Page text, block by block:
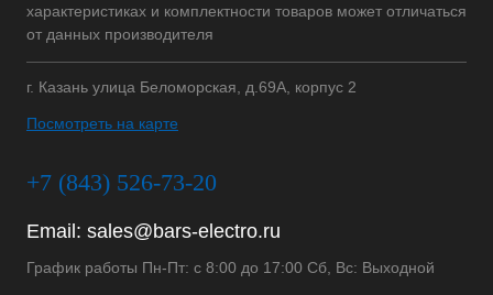
характеристиках и комплектности товаров может отличаться
от данных производителя
г. Казань улица Беломорская, д.69А, корпус 2
Посмотреть на карте
+7 (843) 526-73-20
Email: sales@bars-electro.ru
График работы Пн-Пт: с 8:00 до 17:00 Сб, Вс: Выходной